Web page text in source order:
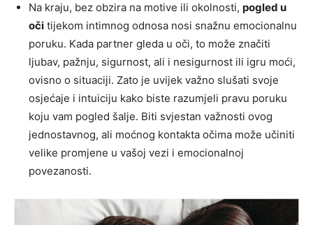
Na kraju, bez obzira na motive ili okolnosti, pogled u
oči tijekom intimnog odnosa nosi snažnu emocionalnu
poruku. Kada partner gleda u oči, to može značiti
ljubav, pažnju, sigurnost, ali i nesigurnost ili igru moći,
ovisno o situaciji. Zato je uvijek važno slušati svoje
osjećaje i intuiciju kako biste razumjeli pravu poruku
koju vam pogled šalje. Biti svjestan važnosti ovog
jednostavnog, ali moćnog kontakta očima može učiniti
velike promjene u vašoj vezi i emocionalnoj
povezanosti.